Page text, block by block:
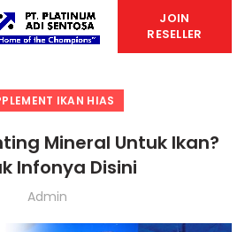
JOIN
RESELLER
IKAN HIAS
Mineral Untuk Ikan?
Infonya Disini
Admin